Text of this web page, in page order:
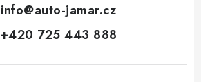
info@auto-jamar.cz
+420 725 443 888